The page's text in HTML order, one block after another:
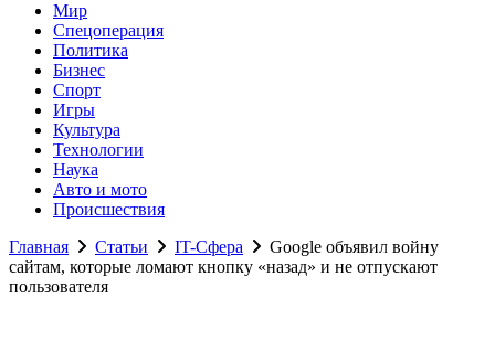
Мир
Спецоперация
Политика
Бизнес
Спорт
Игры
Культура
Технологии
Наука
Авто и мото
Происшествия
Главная
Статьи IT-Сфера
Google объявил войну
сайтам, которые ломают кнопку «назад» и не отпускают
пользователя